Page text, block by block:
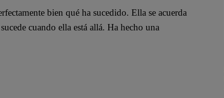
bien qué ha sucedido. Ella se acuerda
cuando ella está allá. Ha hecho una